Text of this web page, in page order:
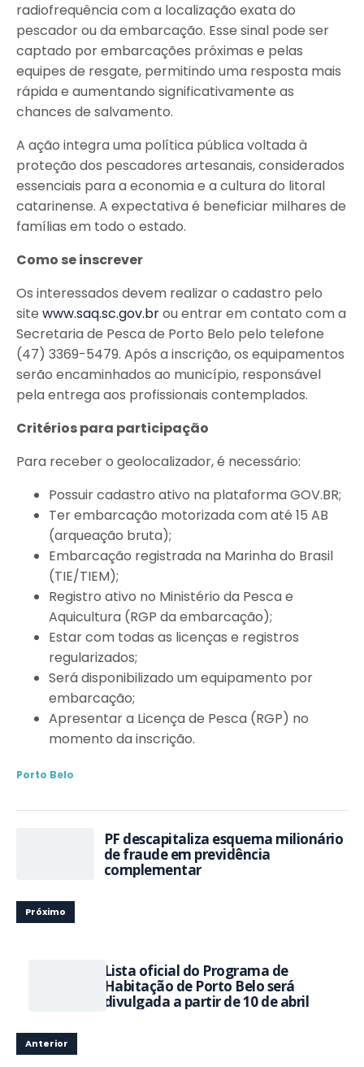
radiofrequência com a localização exata do
pescador ou da embarcação. Esse sinal pode ser
captado por embarcações próximas e pelas
equipes de resgate, permitindo uma resposta mais
rápida e aumentando significativamente as
chances de salvamento.
A ação integra uma política pública voltada à
proteção dos pescadores artesanais, considerados
essenciais para a economia e a cultura do litoral
catarinense. A expectativa é beneficiar milhares de
famílias em todo o estado.
Como se inscrever
Os interessados devem realizar o cadastro pelo
site www.saq.sc.gov.brou entrar em contato com a
Secretaria de Pesca de Porto Belo pelo telefone
(47) 3369-5479. Após a inscrição, os equipamentos
serão encaminhados ao município, responsável
pela entrega aos profissionais contemplados.
Critérios para participação
Para receber o geolocalizador, é necessário:
Possuir cadastro ativo na plataforma GOV.BR;
Ter embarcação motorizada com até 15 AB
(arqueação bruta);
Embarcação registrada na Marinha do Brasil
(TIE/TIEM);
Registro ativo no Ministério da Pesca e
Aquicultura (RGP da embarcação);
Estar com todas as licenças e registros
regularizados;
Será disponibilizado um equipamento por
embarcação;
Apresentar a Licença de Pesca (RGP) no
momento da inscrição.
Porto Belo
PF descapitaliza esquema milionário
de fraude em previdência
complementar
Próximo
Lista oficial do Programa de
Habitação de Porto Belo será
divulgada a partir de 10 de abril
Anterior